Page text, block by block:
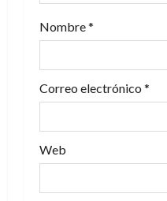
a
d
a
s
Nombre*
Correo electrónico *
Web